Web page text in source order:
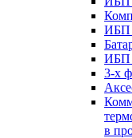
ИБП
ИБП
3-х
в